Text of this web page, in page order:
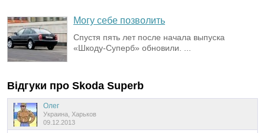
Могу себе позволить
Спустя пять лет после начала выпуска
«Шкоду-Суперб» обновили. ...
Відгуки про Skoda Superb
Олег
Украина, Харьков
09.12.2013